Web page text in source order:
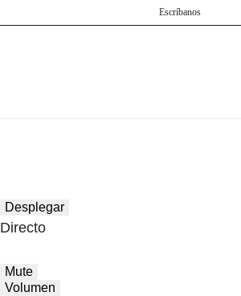
Escríbanos
Desplegar
Directo
Mute
Volumen